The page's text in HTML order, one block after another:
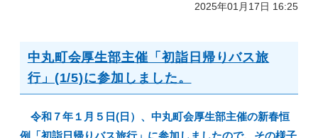
2025年01月17日 16:25
中丸町会厚生部主催「初詣日帰りバス旅
行」(1/5)に参加しました。
令和７年１月５日(日）、中丸町会厚生部主催の新春恒